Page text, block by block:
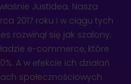
JustIdea. Nasza
2017 roku i w ciągu tych
rozwinął się jak szalony.
e-commerce, które
A w efekcie ich działań
społecznościowych